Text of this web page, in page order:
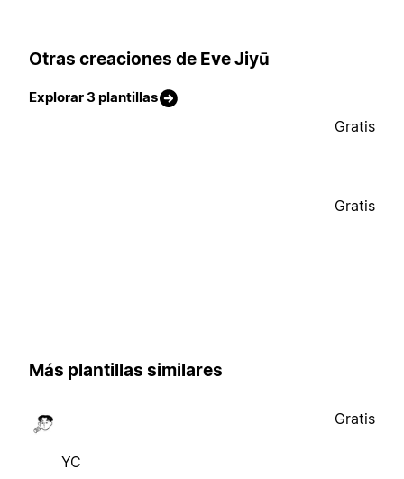
Otras creaciones de Eve Jiyū
Explorar 3 plantillas
Gratis
Gratis
Más plantillas similares
YC
Gratis